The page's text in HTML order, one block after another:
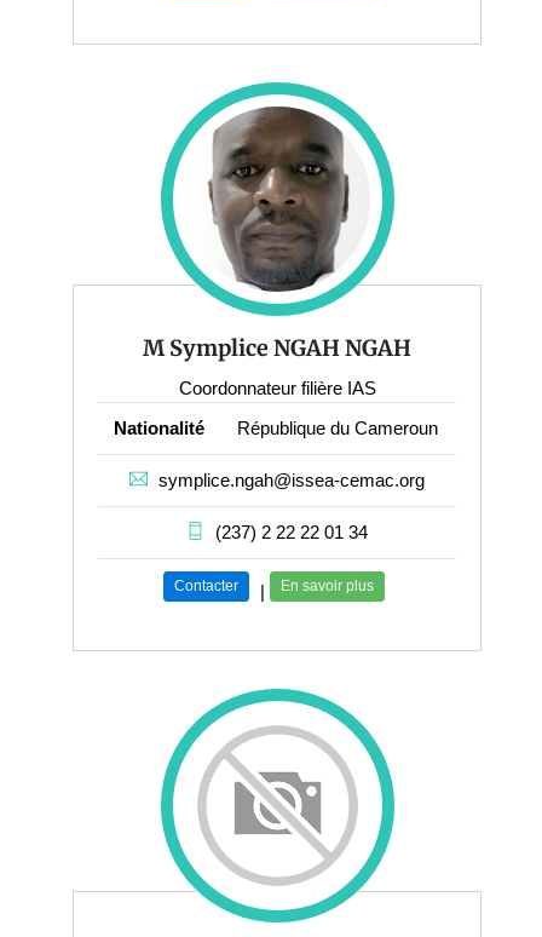
M Symplice NGAH NGAH
Coordonnateur filière IAS
Nationalité
République du Cameroun
symplice.ngah@issea-cemac.org
(237) 2 22 22 01 34
Contacter | En savoir plus